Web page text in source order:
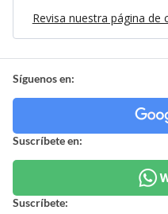
Revisa nuestra página de
Síguenos en:
Suscríbete en:
Suscríbete: